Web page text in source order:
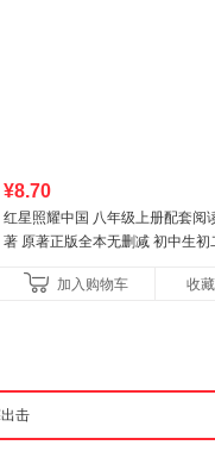
¥8.70
红星照耀中国 八年级上册配套阅
著 原著正版全本无删减 初中生初
加入购物车
收藏